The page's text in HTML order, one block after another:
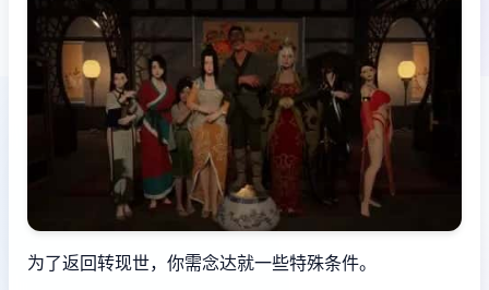
为了返回转现世，你需念达就一些特殊条件。